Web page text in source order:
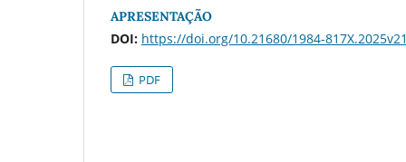
APRESENTAÇÃO
DOI: https://doi.org/10.21680/1984-
PDF